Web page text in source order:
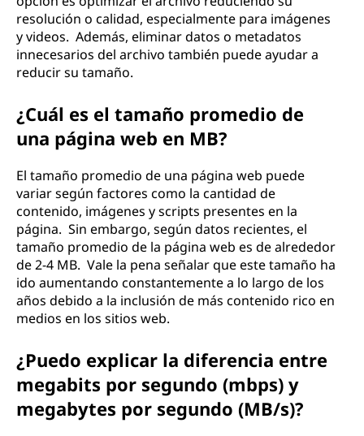
resolución o calidad, especialmente para imágenes
y videos. Además, eliminar datos o metadatos
innecesarios del archivo también puede ayudar a
reducir su tamaño.
¿Cuál es el tamaño promedio de
una página web en MB?
El tamaño promedio de una página web puede
variar según factores como la cantidad de
contenido, imágenes y scripts presentes en la
página. Sin embargo, según datos recientes, el
tamaño promedio de la página web es de alrededor
de 2-4 MB. Vale la pena señalar que este tamaño ha
ido aumentando constantemente a lo largo de los
años debido a la inclusión de más contenido rico en
medios en los sitios web.
¿Puedo explicar la diferencia entre
megabits por segundo (mbps) y
megabytes por segundo (MB/s)?